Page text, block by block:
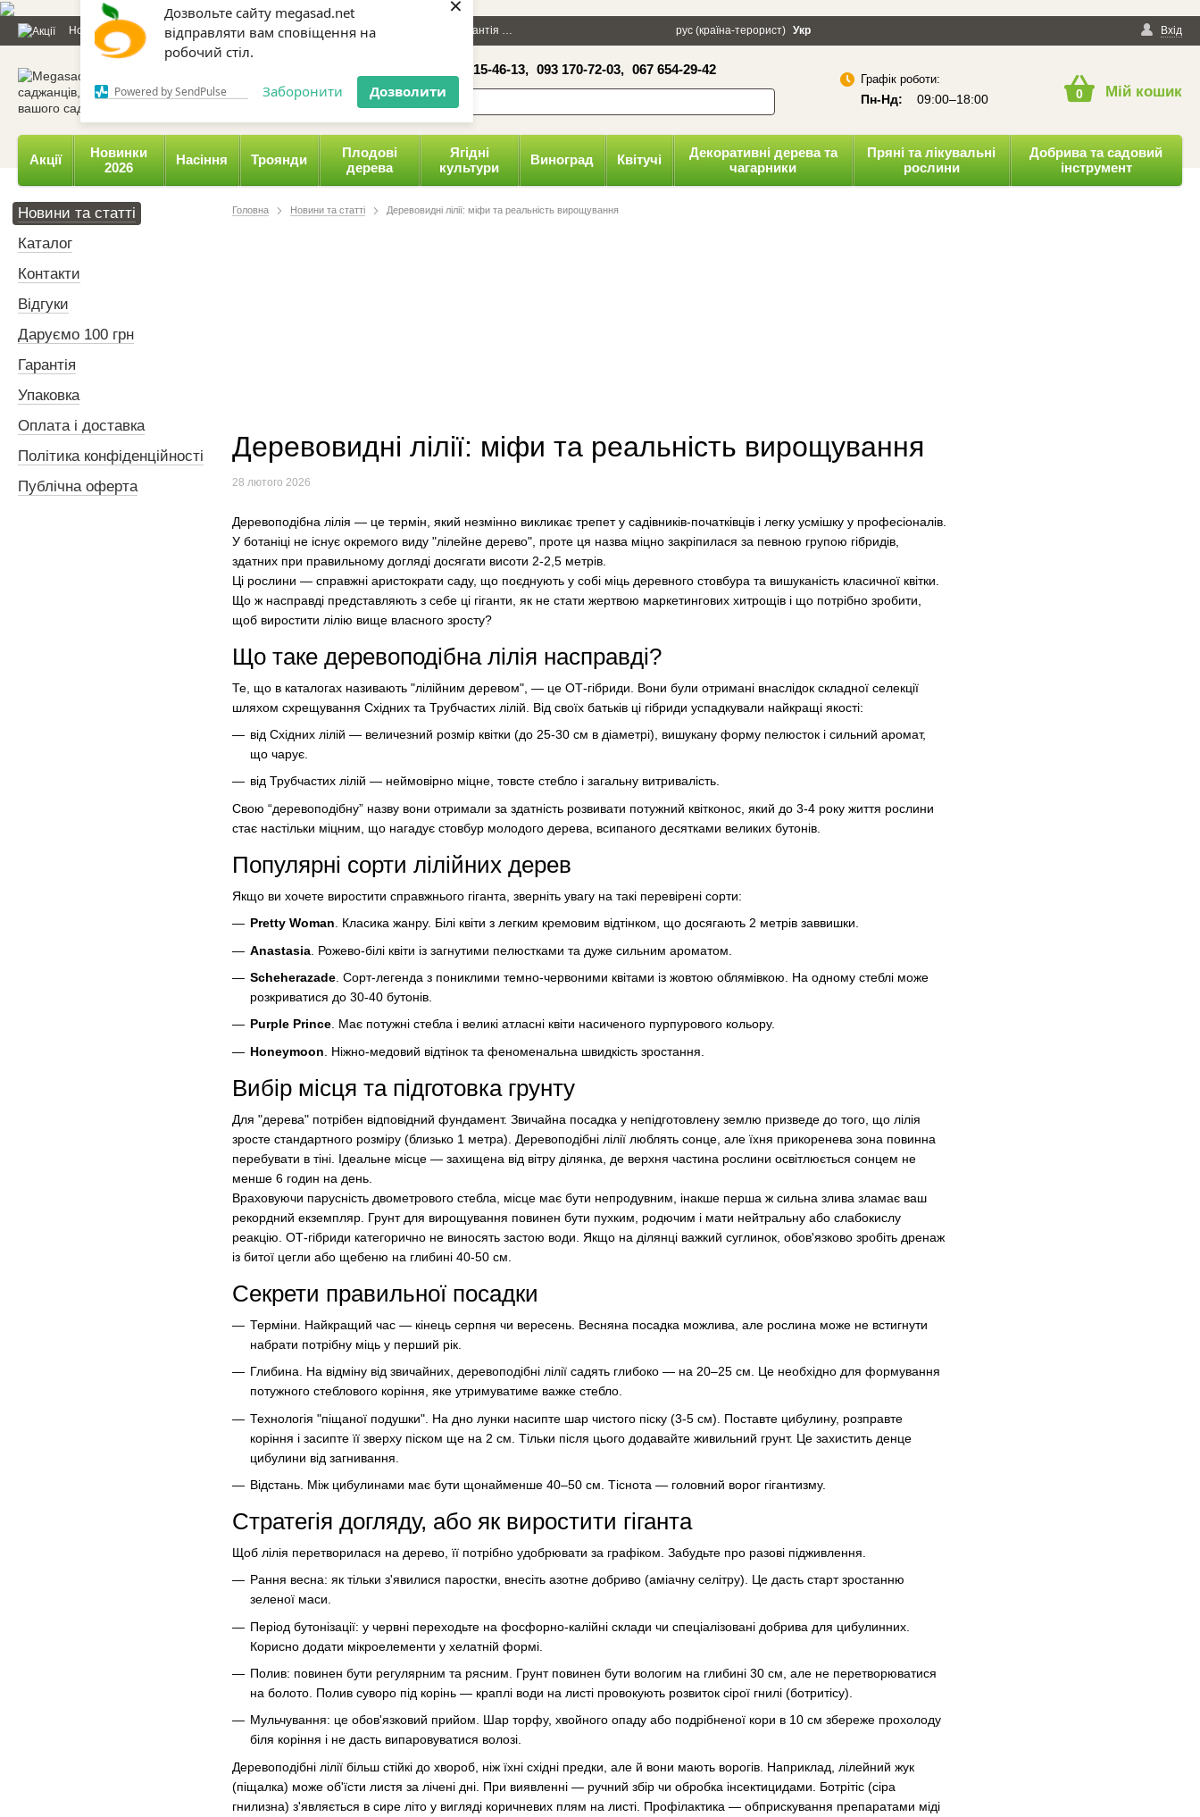
Дозвольте сайту megasad.net
відправляти вам сповіщення на
робочий стіл.
Powered by SendPulse Заборонити Дозволити
×
Новини та статті Каталог Контакти Відгуки Даруємо 100 грн Гарантія Політика конфіденційності Вхід
рус (країна-терорист) Укр
050 515-46-13, 093 170-72-03, 067 654-29-42
Графік роботи:
Пн-Нд: 09:00–18:00 0 Мій кошик
Акції
Новинки
2026
Насіння Троянди
Плодові
дерева
Ягідні
культури
Виноград Квітучі
Декоративні дерева та
чагарники
Пряні та лікувальні
рослини
Добрива та садовий
інструмент
Головна Новини та статті Деревовидні лілії: міфи та реальність вирощування
Деревовидні лілії: міфи та реальність вирощування
28 лютого 2026
Деревоподібна лілія — ​​це термін, який незмінно викликає трепет у садівників-початківців і легку усмішку у професіоналів.
У ботаніці не існує окремого виду "лілейне дерево", проте ця назва міцно закріпилася за певною групою гібридів,
здатних при правильному догляді досягати висоти 2-2,5 метрів.
Ці рослини — справжні аристократи саду, що поєднують у собі міць деревного стовбура та вишуканість класичної квітки.
Що ж насправді представляють з себе ці гіганти, як не стати жертвою маркетингових хитрощів і що потрібно зробити,
щоб виростити лілію вище власного зросту?
Що таке деревоподібна лілія насправді?
Те, що в каталогах називають "лілійним деревом", — це ОТ-гібриди. Вони були отримані внаслідок складної селекції
шляхом схрещування Східних та Трубчастих лілій. Від своїх батьків ці гібриди успадкували найкращі якості:
від Східних лілій — величезний розмір квітки (до 25-30 см в діаметрі), вишукану форму пелюсток і сильний аромат,
що чарує.
від Трубчастих лілій — неймовірно міцне, товсте стебло і загальну витривалість.
Свою “деревоподібну” назву вони отримали за здатність розвивати потужний квітконос, який до 3-4 року життя рослини
стає настільки міцним, що нагадує стовбур молодого дерева, всипаного десятками великих бутонів.
Популярні сорти лілійних дерев
Якщо ви хочете виростити справжнього гіганта, зверніть увагу на такі перевірені сорти:
Pretty Woman . Класика жанру. Білі квіти з легким кремовим відтінком, що досягають 2 метрів заввишки.
Anastasia . Рожево-білі квіти із загнутими пелюстками та дуже сильним ароматом.
Scheherazade . Сорт-легенда з пониклими темно-червоними квітами із жовтою облямівкою. На одному стеблі може
розкриватися до 30-40 бутонів.
Purple Prince. Має потужні стебла і великі атласні квіти насиченого пурпурового кольору.
Honeymoon . Ніжно-медовий відтінок та феноменальна швидкість зростання.
Вибір місця та підготовка грунту
Для "дерева" потрібен відповідний фундамент. Звичайна посадка у непідготовлену землю призведе до того, що лілія
зросте стандартного розміру (близько 1 метра). Деревоподібні лілії люблять сонце, але їхня прикоренева зона повинна
перебувати в тіні. Ідеальне місце — захищена від вітру ділянка, де верхня частина рослини освітлюється сонцем не
менше 6 годин на день.
Враховуючи парусність двометрового стебла, місце має бути непродувним, інакше перша ж сильна злива зламає ваш
рекордний екземпляр. Грунт для вирощування повинен бути пухким, родючим і мати нейтральну або слабокислу
реакцію. ОТ-гібриди категорично не виносять застою води. Якщо на ділянці важкий суглинок, обов'язково зробіть дренаж
із битої цегли або щебеню на глибині 40-50 см.
Секрети правильної посадки
Терміни. Найкращий час — кінець серпня чи вересень. Весняна посадка можлива, але рослина може не встигнути
набрати потрібну міць у перший рік.
Глибина. На відміну від звичайних, деревоподібні лілії садять глибоко — на 20–25 см. Це необхідно для формування
потужного стеблового коріння, яке утримуватиме важке стебло.
Технологія "піщаної подушки". На дно лунки насипте шар чистого піску (3-5 см). Поставте цибулину, розправте
коріння і засипте її зверху піском ще на 2 см. Тільки після цього додавайте живильний грунт. Це захистить денце
цибулини від загнивання.
Відстань. Між цибулинами має бути щонайменше 40–50 см. Тіснота — головний ворог гігантизму.
Стратегія догляду, або як виростити гіганта
Щоб лілія перетворилася на дерево, її потрібно удобрювати за графіком. Забудьте про разові підживлення.
Рання весна: як тільки з'явилися паростки, внесіть азотне добриво (аміачну селітру). Це дасть старт зростанню
зеленої маси.
Період бутонізації: у червні переходьте на фосфорно-калійні склади чи спеціалізовані добрива для цибулинних.
Корисно додати мікроелементи у хелатній формі.
Полив: повинен бути регулярним та рясним. Грунт повинен бути вологим на глибині 30 см, але не перетворюватися
на болото. Полив суворо під корінь — краплі води на листі провокують розвиток сірої гнилі (ботритісу).
Мульчування: це обов'язковий прийом. Шар торфу, хвойного опаду або подрібненої кори в 10 см збереже прохолоду
біля коріння і не дасть випаровуватися волозі.
Деревоподібні лілії більш стійкі до хвороб, ніж їхні східні предки, але й вони мають ворогів. Наприклад, лілейний жук
(піщалка) може об'їсти листя за лічені дні. При виявленні — ручний збір чи обробка інсектицидами. Ботрітіс (сіра
гнилизна) з'являється в сире літо у вигляді коричневих плям на листі. Профілактика — обприскування препаратами міді
Новини та статті
Каталог
Контакти
Відгуки
Даруємо 100 грн
Гарантія
Упаковка
Оплата і доставка
Політика конфіденційності
Публічна оферта